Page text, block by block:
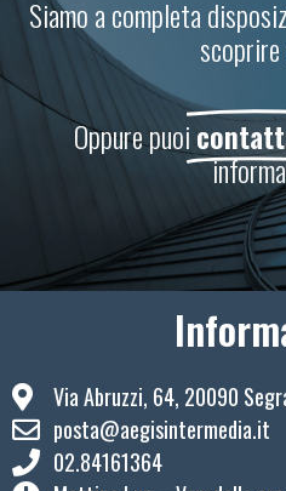
Siamo a completa
Oppure puoi
Via Abruzzi, 64, 20090
posta@aegisintermedia.it
02.84161364